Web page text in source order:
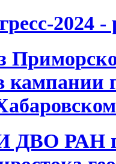
2024 -
кампании
ДВО РАН